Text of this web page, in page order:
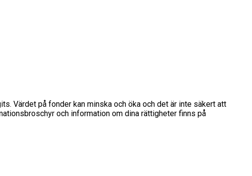
Värdet på fonder kan minska och öka och det är inte säkert att
och information om dina rättigheter finns på